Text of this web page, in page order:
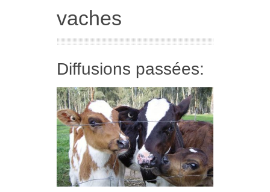
vaches
Diffusions passées: